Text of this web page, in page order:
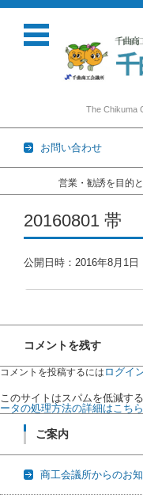
The Chikuma
お問い合わせ
営業・勧誘を目的
コンテンツに移動
20160801 帯
公開日時： 2016年8月1日
コメントを残す
コメントを投稿するには ログイ
このサイトはスパムを低減す
ータの処理方法の詳細はこち
ご案内
商工会議所からのお